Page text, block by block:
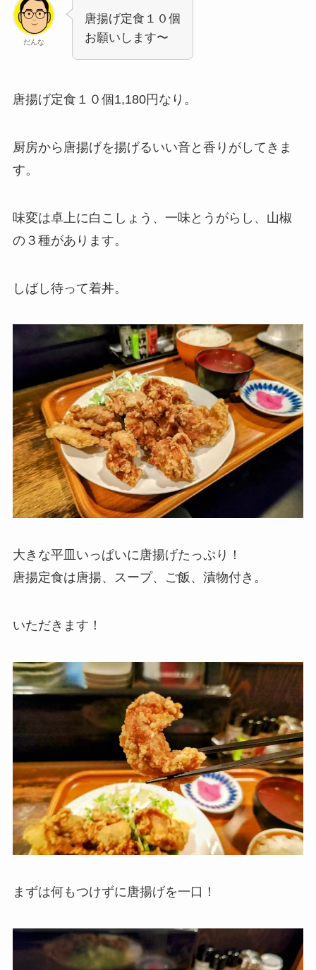
だんな
唐揚げ定食１０個
お願いします〜
唐揚げ定食１０個1,180円なり。
厨房から唐揚げを揚げるいい音と香りがしてきま
す。
味変は卓上に白こしょう、一味とうがらし、山椒
の３種があります。
しばし待って着丼。
大きな平皿いっぱいに唐揚げたっぷり！
唐揚定食は唐揚、スープ、ご飯、漬物付き。
いただきます！
まずは何もつけずに唐揚げを一口！